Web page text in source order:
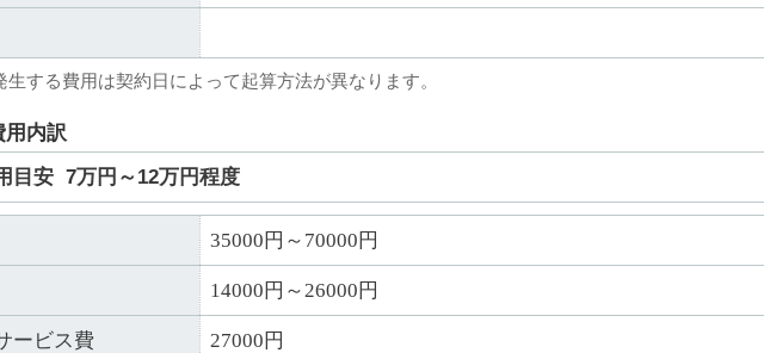
する費用は契約日によって起算方法が異なります。
用内訳
目安 7万円～12万円程度
35000円～70000円
14000円～26000円
ービス費 27000円